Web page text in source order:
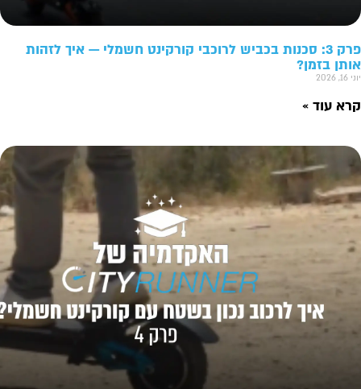
פרק 3: סכנות בכביש לרוכבי קורקינט חשמלי — איך לזהות
אותן בזמן?
יוני 16, 2026
קרא עוד »